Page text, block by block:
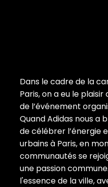
Dans le cadre de la
Paris, on a eu le
de l’événement
Quand Adidas nous a
de célébrer l’énergie
urbains à Paris, en
communautés se
une passion
l'essence de la ville,